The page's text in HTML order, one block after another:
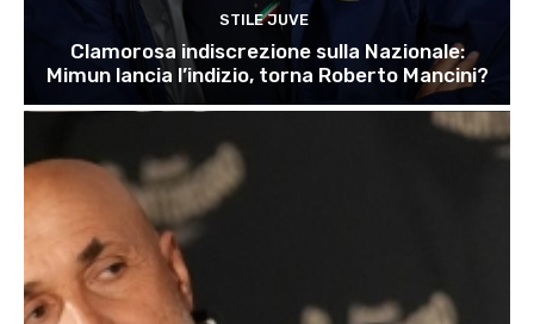
STILE JUVE
Clamorosa indiscrezione sulla Nazionale:
Mimun lancia l’indizio, torna Roberto Mancini?